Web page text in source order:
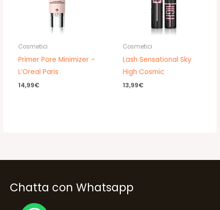
Cosmetici
Primer Pore Minimizer –
L’Oreal Paris
14,99€
Cosmetici
Lash Sensational Sky
High Cosmic
13,99€
Chatta con Whatsapp